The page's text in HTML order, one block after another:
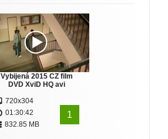
Vybijená 2015 CZ film
DVD XviD HQ avi
720x304
01:30:42
832.85 MB
1